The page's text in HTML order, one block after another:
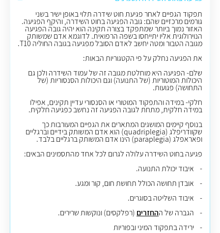
תפקוד הגפיים לאחר פגיעת חוט שידרה תלוי באופן ישיר בשני
גורמים מרכזיים שהם: גובה הפגיעה בחוט השידרה, והיקף הפגיעה.
האזור נמוך ביותר שמתפקד בצורה תקינה הוא יהיה גובה הפגיעה
הנוירולוגית אליו יתייחסו בשפה הרפואית. לדוגמא אדם שמשותק
מגובה הטבור ומטה יחשב לאדם הסובל מפגיעה בגובה החוליה T10.
את הפגיעה נחלק על פי הקטגוריות הבאות:
שלם- הפגיעה היא מוחלטת מגובה זה של עמוד השידרה ולכן גם
היכולות המוטוריות (של התנועה) וגם היכולות הסנסוריות (של
התחושה) פגועות.
חלקי- במידה והתפקוד המוטורי או הסנסורי עדיין תקינים, אפילו
במידה חלקית, מתחת לגובה הפגיעה זה נחשב כפגיעה חלקית.
בנוסף קיימים המושגים המתארים את הגפיים המעורבות כך
שקוודריפלג (quadriplegia) הוא אדם המשותק בידיים וברגליים
ופאראפלג (paraplegia) הינו אדם המשותק ברגליים בלבד.
פגיעה בחוט השידרה עלולה לגרום לכל אחד מהתסמינים הבאים:
- איבוד יכולת התנועה.
- אובדן תחושה הכולל תחושת חום, קור ומגע.
- איבוד השליטה בסוגרים.
- הגברה של ההחזרים (רפלקסים) ונוקשות שרירים.
- ירידה בתפקוד המיני ובפוריות